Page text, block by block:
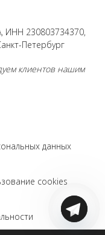
230803734370,
Петербург
клиентов нашим
данных
cookies